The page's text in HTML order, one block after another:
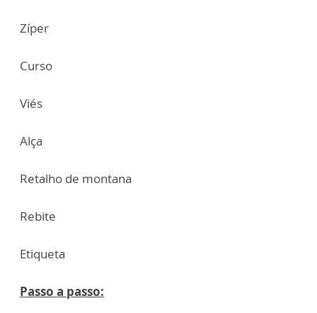
Zíper
Curso
Viés
Alça
Retalho de montana
Rebite
Etiqueta
Passo a passo: